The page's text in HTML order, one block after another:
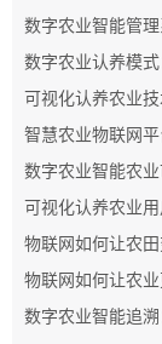
数字农业智能管
数字农业认养模
可视化认养农业
智慧农业物联网
数字农业智能农
可视化认养农业
物联网如何让农
物联网如何让农
数字农业智能追